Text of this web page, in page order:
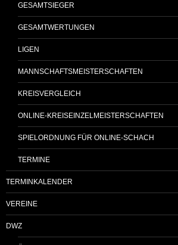
GESAMTSIEGER
GESAMTWERTUNGEN
LIGEN
MANNSCHAFTSMEISTERSCHAFTEN
KREISVERGLEICH
ONLINE-KREISEINZELMEISTERSCHAFTEN
SPIELORDNUNG FÜR ONLINE-SCHACH
TERMINE
TERMINKALENDER
VEREINE
DWZ